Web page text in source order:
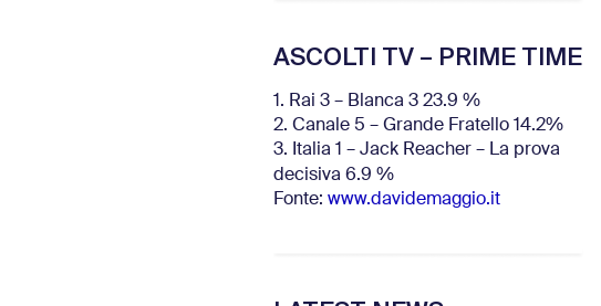
ASCOLTI TV – PRIME TIME
1. Rai 3 – Blanca 3 23.9 %
2. Canale 5 – Grande Fratello 14.2%
3. Italia 1 – Jack Reacher – La prova
decisiva 6.9 %
Fonte: www.davidemaggio.it